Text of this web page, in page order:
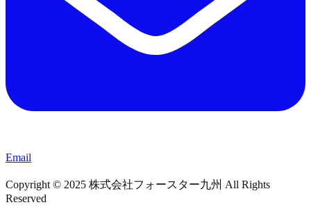
Email
Copyright © 2025 株式会社フォースター九州 All Rights
Reserved